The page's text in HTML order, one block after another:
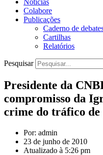
Notícias​
Colabore
Publicações
Caderno de
Cartilhas
Relatórios
Pesquisar
Presidente da
compromisso da
crime do tráfico de
Por: admin
23 de junho de 2010
Atualizado à 5:26 pm